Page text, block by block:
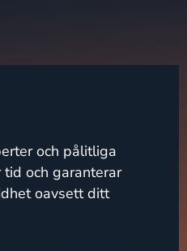
och pålitliga
och garanterar
oavsett ditt